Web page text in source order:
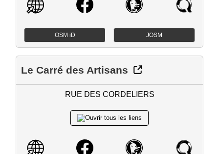
OSM iD JOSM
Le Carré des Artisans
RUE DES CORDELIERS